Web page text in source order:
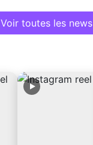
Voir toutes les news